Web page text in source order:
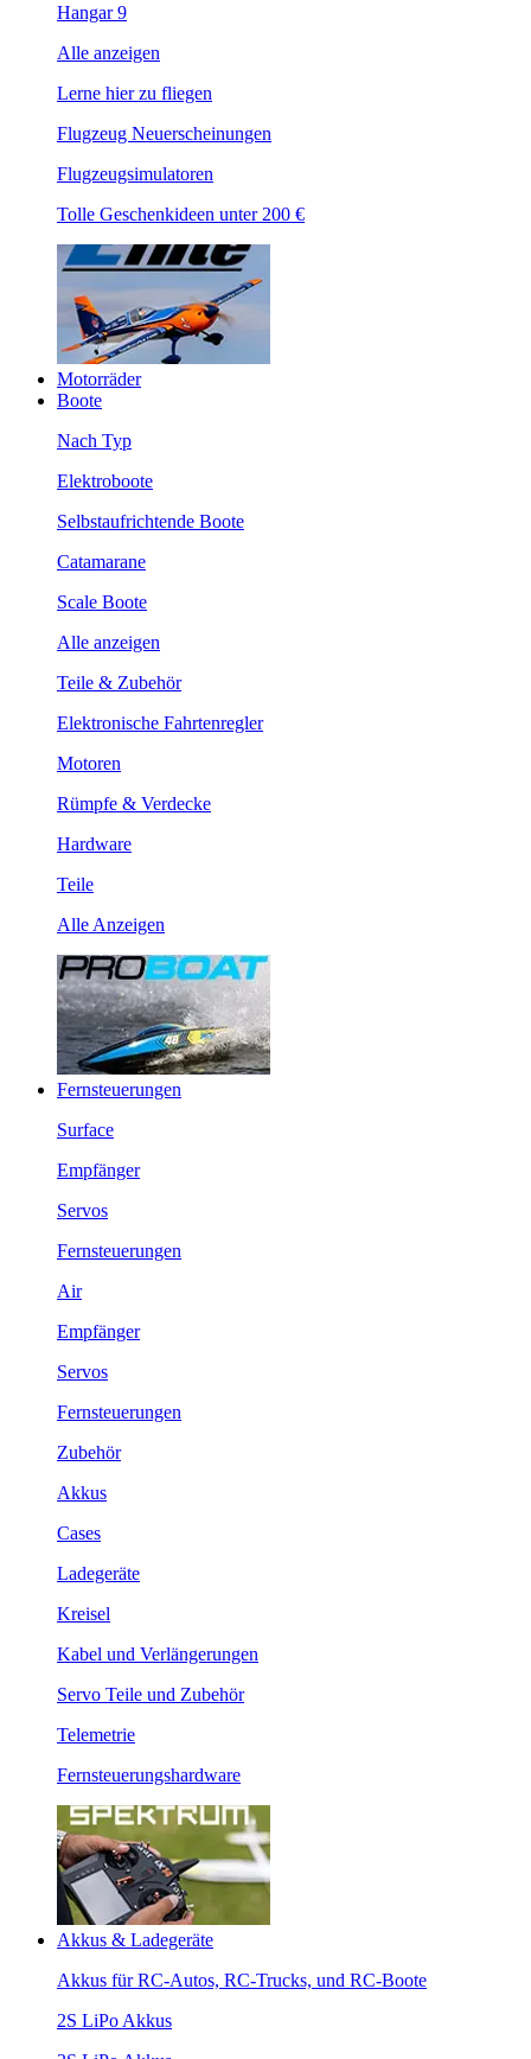
Hangar 9
Alle anzeigen
Lerne hier zu fliegen
Flugzeug Neuerscheinungen
Flugzeugsimulatoren
Tolle Geschenkideen unter 200 €
Motorräder
Boote
Nach Typ
Elektroboote
Selbstaufrichtende Boote
Catamarane
Scale Boote
Alle anzeigen
Teile & Zubehör
Elektronische Fahrtenregler
Motoren
Rümpfe & Verdecke
Hardware
Teile
Alle Anzeigen
Fernsteuerungen
Surface
Empfänger
Servos
Fernsteuerungen
Air
Empfänger
Servos
Fernsteuerungen
Zubehör
Akkus
Cases
Ladegeräte
Kreisel
Kabel und Verlängerungen
Servo Teile und Zubehör
Telemetrie
Fernsteuerungshardware
Akkus & Ladegeräte
Akkus für RC-Autos, RC-Trucks, und RC-Boote
2S LiPo Akkus